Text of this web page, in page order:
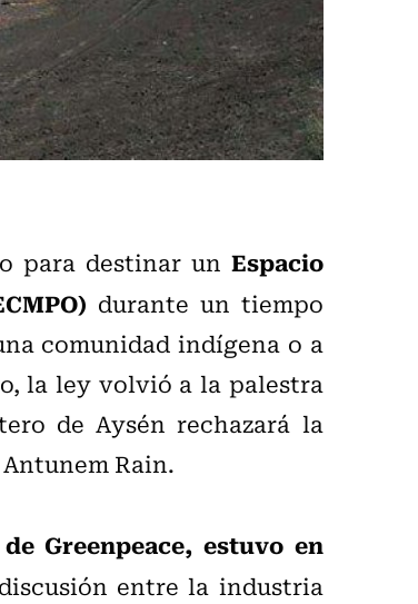
para destinar un Espacio
durante un tiempo
comunidad indígena o a
la ley volvió a la palestra
de Aysén rechazará la
Rain.
Greenpeace, estuvo en
entre la industria